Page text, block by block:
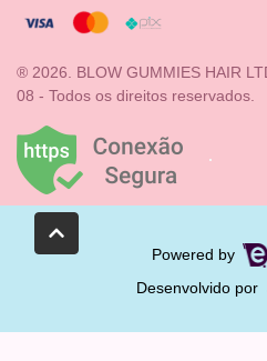
® 2026. BLOW GUMMIES HAIR
08 - Todos os direitos reservados.
Powered by
Desenvolvido por